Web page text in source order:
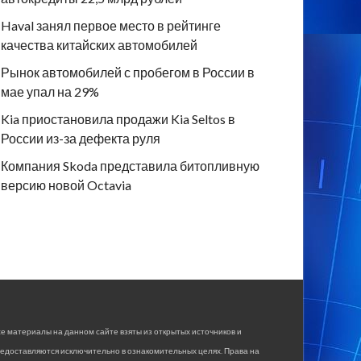
Haval занял первое место в рейтинге
качества китайских автомобилей
Рынок автомобилей с пробегом в России в
мае упал на 29%
Kia приостановила продажи Kia Seltos в
России из-за дефекта руля
Компания Skoda представила битопливную
версию новой Octavia
материалы на данном сайте взяты из открытых источников и
исключительно в ознакомительных целях. Права на